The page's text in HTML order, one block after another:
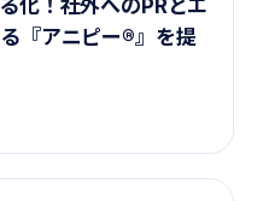
化！社外へのPRとエ
『アニピー®︎』を提